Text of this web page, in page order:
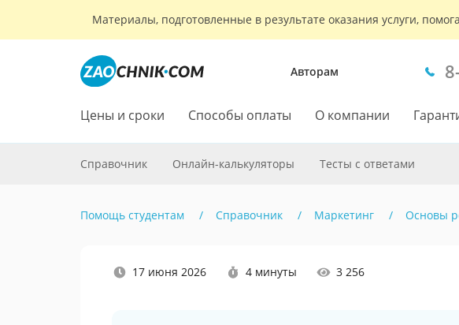
Материалы, подготовленные в результате оказания услуги,
Авторам
Цены и сроки Способы оплаты О компании
Справочник Онлайн-калькуляторы Тесты с ответами
Помощь студентам Справочник Маркетинг Основы
17 июня 2026 4 минуты 3 256